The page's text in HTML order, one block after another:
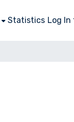
Statistics Log In